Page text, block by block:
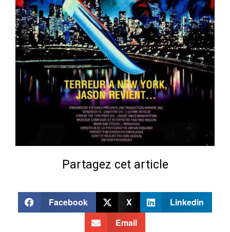
Partagez cet article
Facebook X
Linkedin
Email